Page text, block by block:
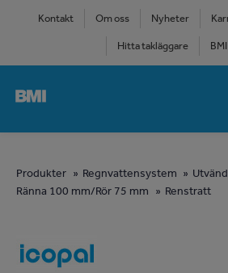
content
Kontakt Om oss Nyheter
Hitta takläggare
navigation
You
Produkter Regnvattensystem
Ränna 100 mm/Rör 75 mm
Renstratt